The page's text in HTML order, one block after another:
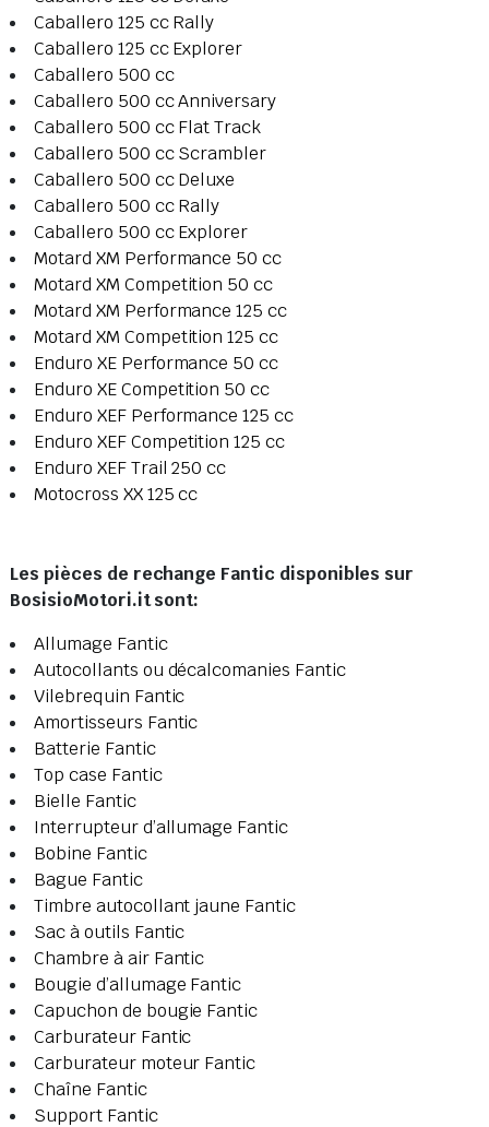
Caballero 125 cc Rally
Caballero 125 cc Explorer
Caballero 500 cc
Caballero 500 cc Anniversary
Caballero 500 cc Flat Track
Caballero 500 cc Scrambler
Caballero 500 cc Deluxe
Caballero 500 cc Rally
Caballero 500 cc Explorer
Motard XM Performance 50 cc
Motard XM Competition 50 cc
Motard XM Performance 125 cc
Motard XM Competition 125 cc
Enduro XE Performance 50 cc
Enduro XE Competition 50 cc
Enduro XEF Performance 125 cc
Enduro XEF Competition 125 cc
Enduro XEF Trail 250 cc
Motocross XX 125 cc
Les pièces de rechange Fantic disponibles sur
BosisioMotori.it sont:
Allumage Fantic
Autocollants ou décalcomanies Fantic
Vilebrequin Fantic
Amortisseurs Fantic
Batterie Fantic
Top case Fantic
Bielle Fantic
Interrupteur d’allumage Fantic
Bobine Fantic
Bague Fantic
Timbre autocollant jaune Fantic
Sac à outils Fantic
Chambre à air Fantic
Bougie d’allumage Fantic
Capuchon de bougie Fantic
Carburateur Fantic
Carburateur moteur Fantic
Chaîne Fantic
Support Fantic